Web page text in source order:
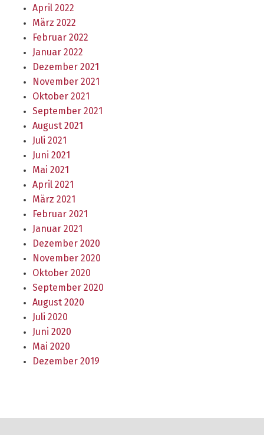
April 2022
März 2022
Februar 2022
Januar 2022
Dezember 2021
November 2021
Oktober 2021
September 2021
August 2021
Juli 2021
Juni 2021
Mai 2021
April 2021
März 2021
Februar 2021
Januar 2021
Dezember 2020
November 2020
Oktober 2020
September 2020
August 2020
Juli 2020
Juni 2020
Mai 2020
Dezember 2019